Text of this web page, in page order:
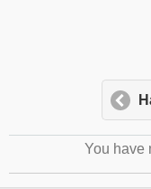
You have